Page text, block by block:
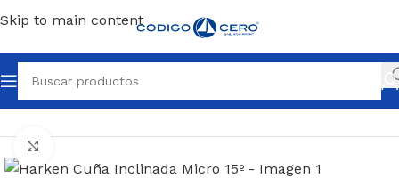
Skip to main content
Inicio/Repuestos para tu barco/Mordazas